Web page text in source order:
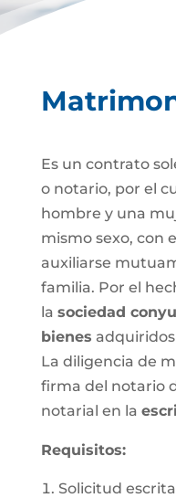
Es un contrato
o notario, por el
hombre y una
mismo sexo, con
auxiliarse
familia. Por el
la sociedad
bienes
La diligencia de
firma del notario
notarial en la
Requisitos:
Solicitud